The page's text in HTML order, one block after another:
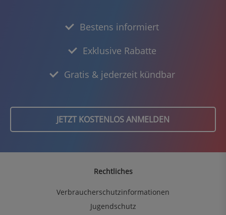
Bestens informiert
Exklusive Rabatte
Gratis & jederzeit kündbar
JETZT KOSTENLOS ANMELDEN
Rechtliches
Verbraucherschutzinformationen
Jugendschutz